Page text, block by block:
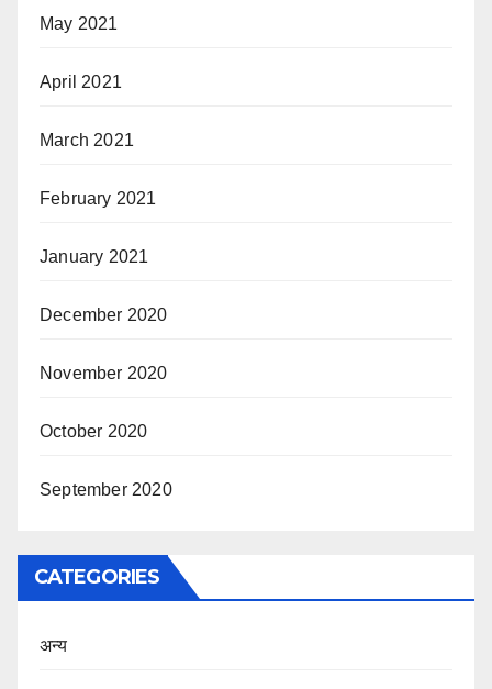
May 2021
April 2021
March 2021
February 2021
January 2021
December 2020
November 2020
October 2020
September 2020
CATEGORIES
अन्य